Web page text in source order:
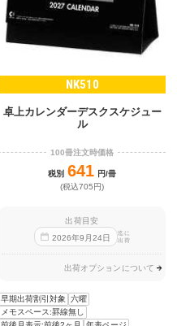
NK510
卓上カレンダーデスクスケジュー
ル
100冊注文時価格
税別 641 円/冊
(税込705円)
出荷目安
2026年9 月24日
迄に
出荷
出荷オプションについて
早期出荷割引対象
六曜
メモスペース:罫線無し